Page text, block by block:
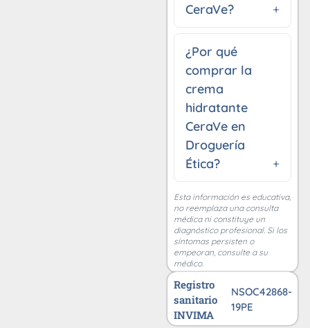
CeraVe?
¿Por qué
comprar la
crema
hidratante
CeraVe en
Droguería
Ética?
Esta información es educativa,
no reemplaza una consulta
médica ni constituye un
diagnóstico profesional. Si los
síntomas persisten o
empeoran, consulte a su
médico.
Registro
sanitario
INVIMA
NSOC42868-
19PE